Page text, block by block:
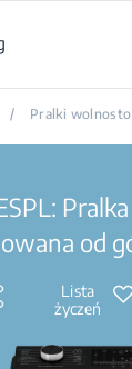
/ Pralki
od
Lista
życzeń